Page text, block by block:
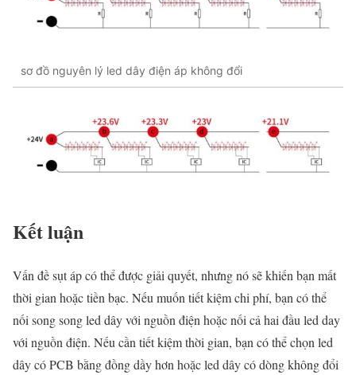
sơ đồ nguyên lý led dây điện áp không đổi
Kết luận
Vấn đề sụt áp có thể được giải quyết, nhưng nó sẽ khiến bạn mất
thời gian hoặc tiền bạc. Nếu muốn tiết kiệm chi phí, bạn có thể
nối song song led dây với nguồn điện hoặc nối cả hai đầu led day
với nguồn điện. Nếu cần tiết kiệm thời gian, bạn có thể chọn led
dây có PCB bằng đồng dầy hơn hoặc led dây có dòng không đổi